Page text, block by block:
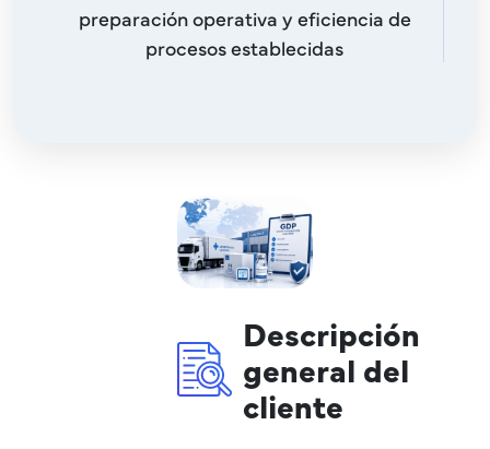
preparación operativa y eficiencia de
procesos establecidas
Descripción
general del
cliente